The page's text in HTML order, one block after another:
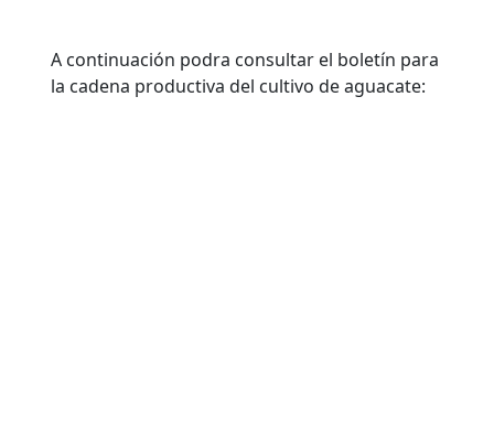
A continuación podra consultar el boletín para
la cadena productiva del cultivo de aguacate: